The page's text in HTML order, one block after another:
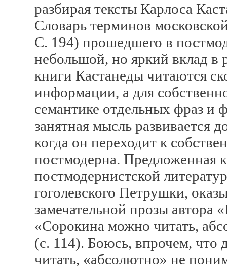
разбирая тексты Карлоса
Словарь терминов
С. 194) прошедшего в
небольшой, но яркий вклад в
книги Кастанеды читаются
информации, а для
семантике отдельных фраз и
занятная мысль развивается
когда он переходит к
постмодерна. Предложенная
постмодернистской
гоголевского Петрушки,
замечательной прозы автора
«Сорокина можно читать,
(с. 114). Боюсь, впрочем, что
читать, «абсолютно» не